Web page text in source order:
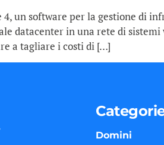
un software per la gestione di
datacenter in una rete di
a tagliare i costi di […]
Domini